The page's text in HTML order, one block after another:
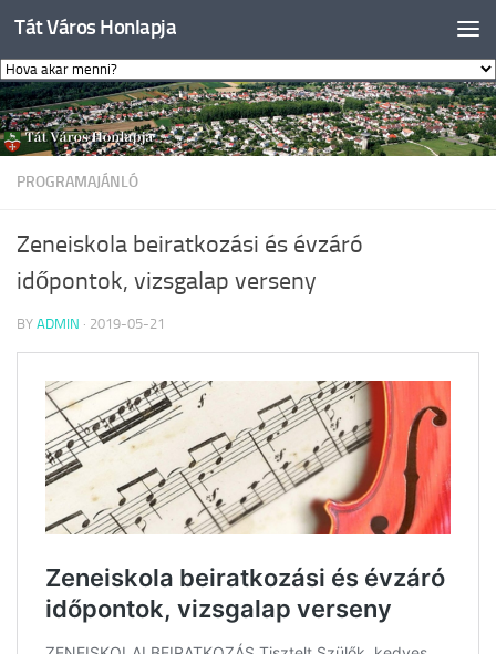
Skip to content
Tát Város Honlapja
PROGRAMAJÁNLÓ
Zeneiskola beiratkozási és évzáró
időpontok, vizsgalap verseny
BY ADMIN · 2019-05-21